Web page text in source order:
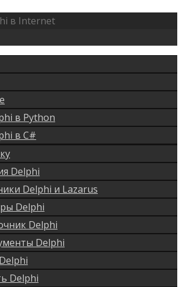
в Internet
в Python
в C#
Delphi
Delphi и Lazarus
Delphi
Delphi
Delphi
Delphi